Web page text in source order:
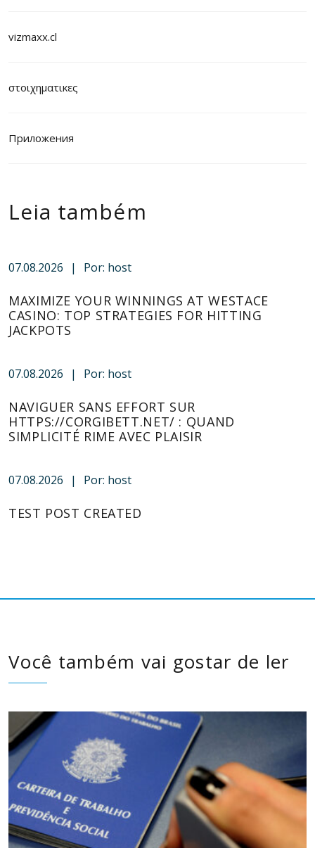
vizmaxx.cl
στοιχηματικες
Приложения
Leia também
07.08.2026 | Por: host
MAXIMIZE YOUR WINNINGS AT WESTACE
CASINO: TOP STRATEGIES FOR HITTING
JACKPOTS
07.08.2026 | Por: host
NAVIGUER SANS EFFORT SUR
HTTPS://CORGIBETT.NET/ : QUAND
SIMPLICITÉ RIME AVEC PLAISIR
07.08.2026 | Por: host
TEST POST CREATED
Você também vai gostar de ler